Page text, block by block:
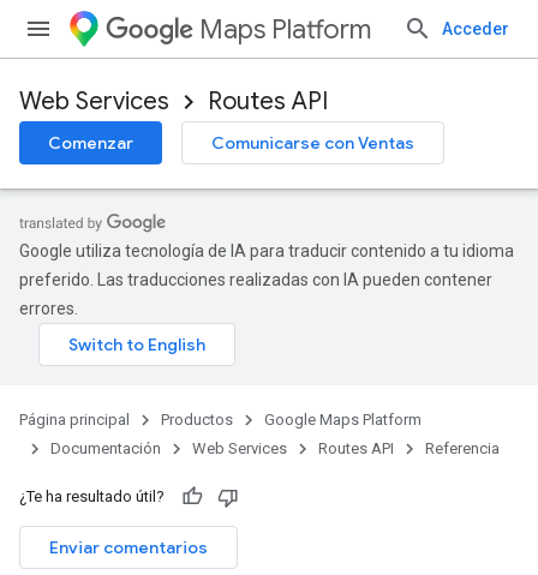
Maps Platform Acceder
Web Services Routes API
Comenzar Comunicarse con Ventas
Google utiliza tecnología de IA para traducir contenido a tu idioma
preferido. Las traducciones realizadas con IA pueden contener
errores.
Página principal Productos
Google Maps Platform
Documentación
Web Services Routes API Referencia
¿Te ha resultado útil?
Enviar comentarios